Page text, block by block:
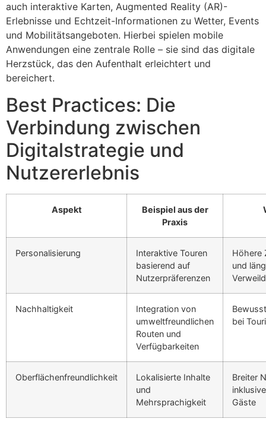
auch interaktive Karten, Augmented Reality (AR)-
Erlebnisse und Echtzeit-Informationen zu Wetter, Events
und Mobilitätsangeboten. Hierbei spielen mobile
Anwendungen eine zentrale Rolle – sie sind das digitale
Herzstück, das den Aufenthalt erleichtert und
bereichert.
Best Practices: Die
Verbindung zwischen
Digitalstrategie und
Nutzererlebnis
Aspekt
Beispiel aus der
Praxis
Personalisierung
Interaktive Touren
basierend auf
Nutzerpräferenzen
Höhere
und
Nachhaltigkeit
Integration von
umweltfreundlichen
Routen und
Verfügbarkeiten
bei
Oberflächenfreundlichkeit
Lokalisierte Inhalte
und
Mehrsprachigkeit
Breiter
Gäste